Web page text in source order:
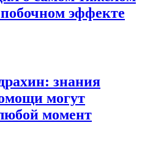
эффекте
знания
могут
момент